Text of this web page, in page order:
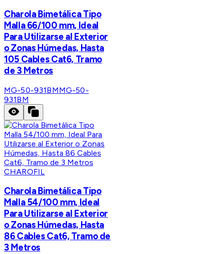
Charola Bimetálica Tipo
Malla 66/100 mm, Ideal
Para Utilizarse al Exterior
o Zonas Húmedas, Hasta
105 Cables Cat6, Tramo
de 3 Metros
MG-50-931BMMG-50-
931BM
CHAROFIL
Charola Bimetálica Tipo
Malla 54/100 mm, Ideal
Para Utilizarse al Exterior
o Zonas Húmedas, Hasta
86 Cables Cat6, Tramo de
3 Metros